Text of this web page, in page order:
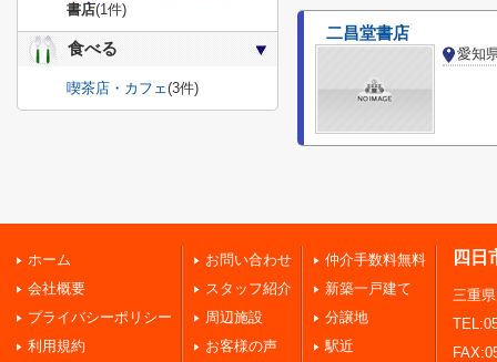
二昌堂書店
愛知
書店(1件)
食べる
喫茶店・カフェ(3件)
ホーム
会社概要
プライバシーポリシー
利用規約
お問い合わせ
スタッフ紹介
周辺施設
お客様の声
仲介手数料無料
新築一戸建て
分譲地
駅近
四日
三重